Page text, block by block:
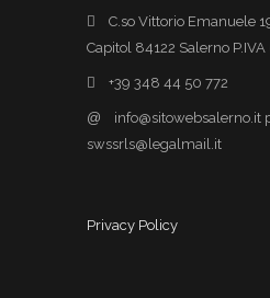
C.so Vittorio Emanuele
Capitol 84122 Salerno
+39 348 44 50 772
@
info@sitowebsalerno.it
swssrls@legalmail.it
Privacy Policy